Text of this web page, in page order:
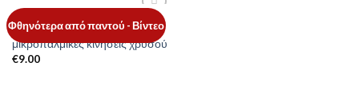
Φθηνότερα από παντού - Βίντεο
Add to
Wishlist
Αποτρίχωση προσώπου με
μικροπαλμικές κινήσεις χρυσού
€9.00